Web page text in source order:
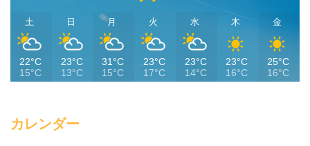
土
22°C
15°C
日
23°C
13°C
月
31°C
15°C
火
23°C
17°C
水
23°C
14°C
木
23°C
16°C
金
25°C
16°C
カレンダー